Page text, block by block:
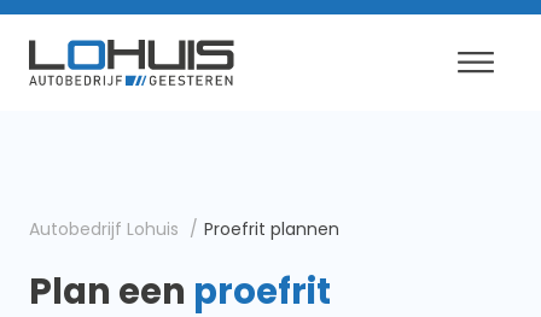
Autobedrijf Lohuis Proefrit plannen
Plan een proefrit